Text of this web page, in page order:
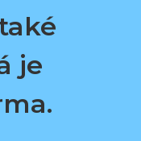
je